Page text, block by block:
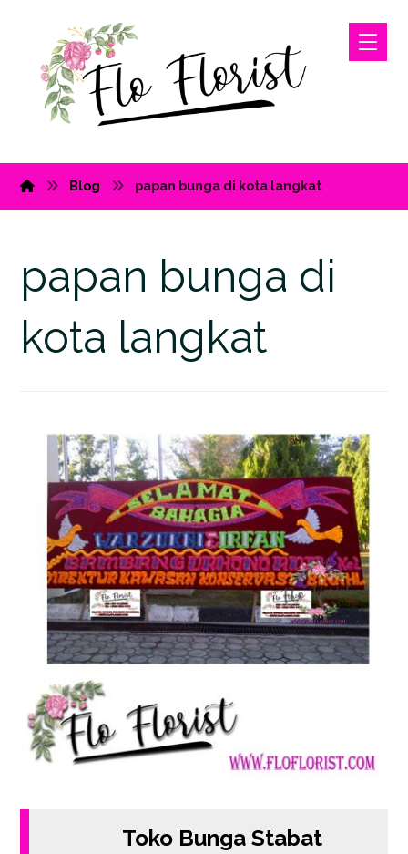
Blog papan bunga di kota langkat
papan bunga di
kota langkat
Toko Bunga Stabat